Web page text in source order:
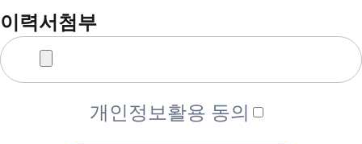
이력서첨부
개인정보활용 동의